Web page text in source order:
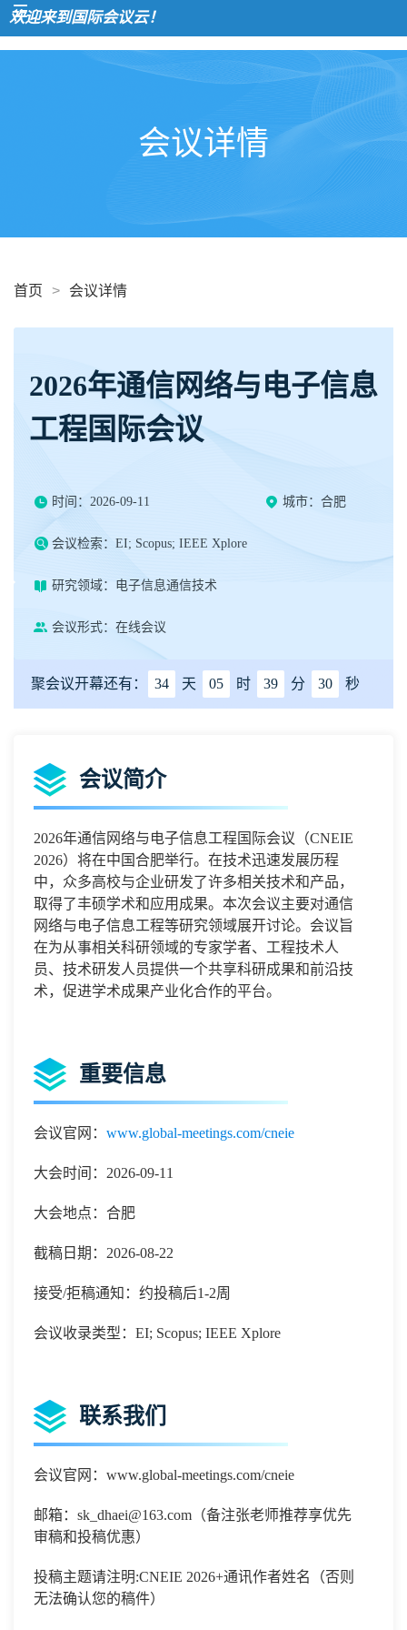
欢迎来到国际会议云！
会议详情
首页 > 会议详情
2026年通信网络与电子信息
工程国际会议
时间：2026-09-11 城市：合肥
会议检索：EI; Scopus; IEEE Xplore
研究领域：电子信息通信技术
会议形式：在线会议
聚会议开幕还有： 34 天 05 时 39 分 30 秒
会议简介
2026年通信网络与电子信息工程国际会议 （CNEIE
2026）将在中国合肥举行。在技术迅速发展历程
中，众多高校与企业研发了许多相关技术和产品，
取得了丰硕学术和应用成果。本次会议主要对通信
网络与电子信息工程等研究领域展开讨论。会议旨
在为从事相关科研领域的专家学者、工程技术人
员、技术研发人员提供一个共享科研成果和前沿技
术，促进学术成果产业化合作的平台。
重要信息
会议官网： www.global-meetings.com/cneie
大会时间：2026-09-11
大会地点：合肥
截稿日期：2026-08-22
接受/拒稿通知：约投稿后1-2周
会议收录类型：EI; Scopus; IEEE Xplore
联系我们
会议官网： www.global-meetings.com/cneie
邮箱： sk_dhaei@163.com （备注张老师推荐享优先
审稿和投稿优惠）
投稿主题请注明:CNEIE 2026+通讯作者姓名（否则
无法确认您的稿件）